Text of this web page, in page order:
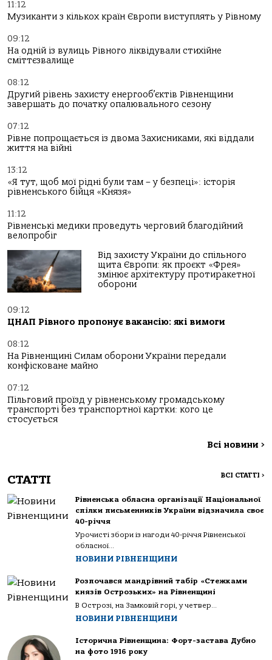
11:12
Музиканти з кількох країн Європи виступлять у Рівному
09:12
На одній із вулиць Рівного ліквідували стихійне
сміттєзвалище
08:12
Другий рівень захисту енергооб’єктів Рівненщини
завершать до початку опалювального сезону
07:12
Рівне попрощається із двома Захисниками, які віддали
життя на війні
13:12
«Я тут, щоб мої рідні були там – у безпеці»: історія
рівненського бійця «Князя»
11:12
Рівненські медики проведуть черговий благодійний
велопробіг
Від захисту України до спільного
щита Європи: як проєкт «Фрея»
змінює архітектуру протиракетної
оборони
09:12
ЦНАП Рівного пропонує вакансію: які вимоги
08:12
На Рівненщині Силам оборони України передали
конфісковане майно
07:12
Пільговий проїзд у рівненському громадському
транспорті без транспортної картки: кого це
стосується
Всі новини >
СТАТТІ ВСІ СТАТТІ >
Рівненська обласна організації Національної
спілки письменників України відзначила своє
40-річчя
Урочисті збори із нагоди 40-річчя Рівненської
обласної...
НОВИНИ РІВНЕНЩИНИ
Розпочався мандрівний табір «Стежками
князів Острозьких» на Рівненщині
В Острозі, на Замковій горі, у четвер...
НОВИНИ РІВНЕНЩИНИ
Історична Рівненщина: Форт-застава Дубно
на фото 1916 року